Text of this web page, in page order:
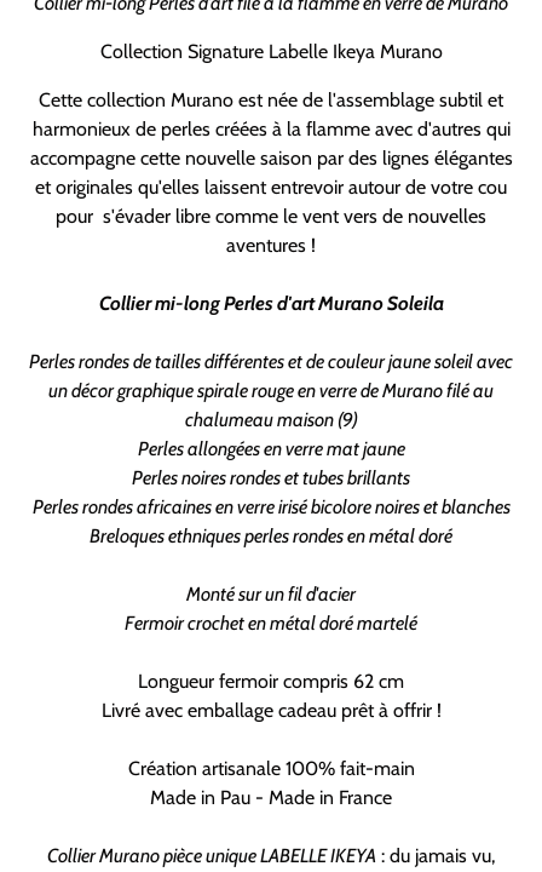
Collection Signature Labelle Ikeya Murano
Cette collection Murano est née de l'assemblage subtil et
harmonieux de perles créées à la flamme avec d'autres qui
accompagne cette nouvelle saison par des lignes élégantes
et originales qu'elles laissent entrevoir autour de votre cou
pour s'évader libre comme le vent vers de nouvelles
aventures !
Collier mi-long Perles d'art MuranoSoleila
Perles rondes de tailles différentes et de couleur jaune soleil avec
un décor graphique spirale rouge en verre de Murano filé au
chalumeau maison (9)
Perles allongées en verre mat jaune
Perles noires rondes et tubes brillants
Perles rondes africaines en verre irisé bicolore noires et blanches
Breloques ethniques perles rondes en métal doré
Monté sur un fil d'acier
Fermoir crochet en métal doré martelé
Longueur fermoir compris 62 cm
Livré avec emballage cadeau prêt à offrir !
Création artisanale 100% fait-main
Made in Pau - Made in France
Collier Murano pièce unique LABELLE IKEYA : du jamais vu,